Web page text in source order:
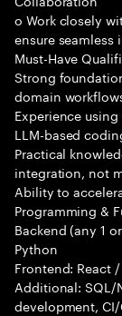
o Work closely
ensure
Must-Have
Strong
domain
Experience
LLM-based
Practical
integration, not
Ability to
Programming &
Backend (any 1
Python
Frontend: React
Additional: SQL/
development,